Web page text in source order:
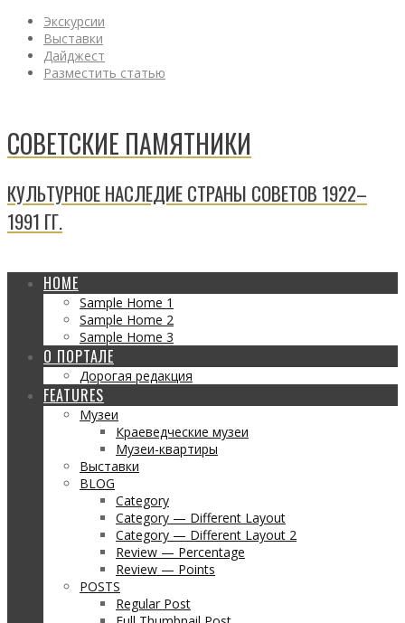
Экскурсии
Выставки
Дайджест
Разместить статью
СОВЕТСКИЕ ПАМЯТНИКИ
КУЛЬТУРНОЕ НАСЛЕДИЕ СТРАНЫ СОВЕТОВ 1922–
1991 ГГ.
HOME
Sample Home 1
Sample Home 2
Sample Home 3
О ПОРТАЛЕ
Дорогая редакция
FEATURES
Музеи
Краеведческие музеи
Музеи-квартиры
Выставки
BLOG
Category
Category — Different Layout
Category — Different Layout 2
Review — Percentage
Review — Points
POSTS
Regular Post